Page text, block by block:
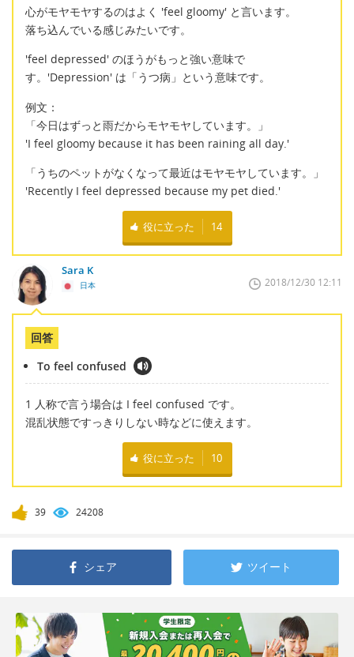
心がモヤモヤするのはよく 'feel gloomy' と言います。
落ち込んでいる感じみたいです。
'feel depressed' のほうがもっと強い意味で
す。'Depression' は「うつ病」という意味です。
例文：
「今日はずっと雨だからモヤモヤしています。」
'I feel gloomy because it has been raining all day.'
「うちのペットがなくなって最近はモヤモヤしています。」
'Recently I feel depressed because my pet died.'
役に立った 14
Sara K
日本 2018/12/30 12:11
回答
To feel confused
1 人称で言う場合は I feel confused です。
混乱状態ですっきりしない時などに使えます。
役に立った 10
39 24208
シェア ツイート